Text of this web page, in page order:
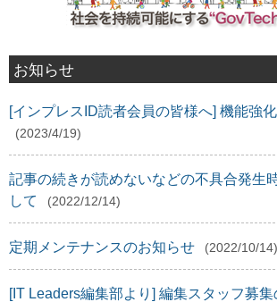
お知らせ
[インプレスID読者会員の皆様へ] 機能強
(2023/4/19)
記事の続きが読めないなどの不具合発生
して
(2022/12/14)
定期メンテナンスのお知らせ (2022/10/14)
[IT Leaders編集部より] 編集スタッフ募